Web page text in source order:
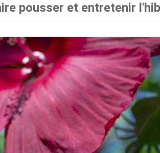
pousser et entretenir